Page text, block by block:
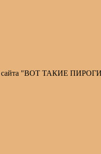
сайта "ВОТ ТАКИЕ ПИРОГИ